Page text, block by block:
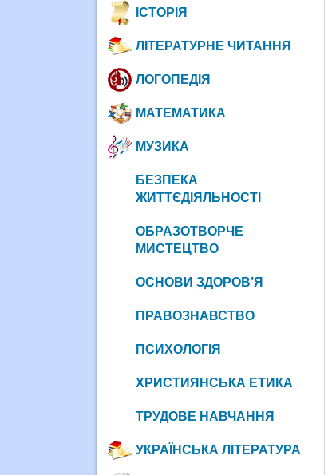
ІСТОРІЯ
ЛІТЕРАТУРНЕ ЧИТАННЯ
ЛОГОПЕДІЯ
МАТЕМАТИКА
МУЗИКА
БЕЗПЕКА
ЖИТТЄДІЯЛЬНОСТІ
ОБРАЗОТВОРЧЕ
МИСТЕЦТВО
ОСНОВИ ЗДОРОВ’Я
ПРАВОЗНАВСТВО
ПСИХОЛОГІЯ
ХРИСТИЯНСЬКА ЕТИКА
ТРУДОВЕ НАВЧАННЯ
УКРАЇНСЬКА ЛІТЕРАТУРА